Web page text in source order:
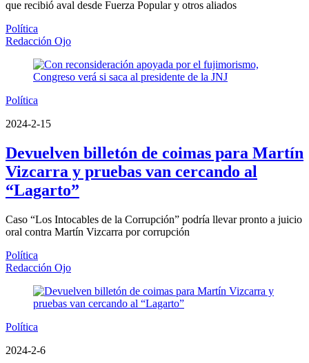
que recibió aval desde Fuerza Popular y otros aliados
Política
Redacción Ojo
Política
2024-2-15
Devuelven billetón de coimas para Martín
Vizcarra y pruebas van cercando al
“Lagarto”
Caso “Los Intocables de la Corrupción” podría llevar pronto a juicio
oral contra Martín Vizcarra por corrupción
Política
Redacción Ojo
Política
2024-2-6